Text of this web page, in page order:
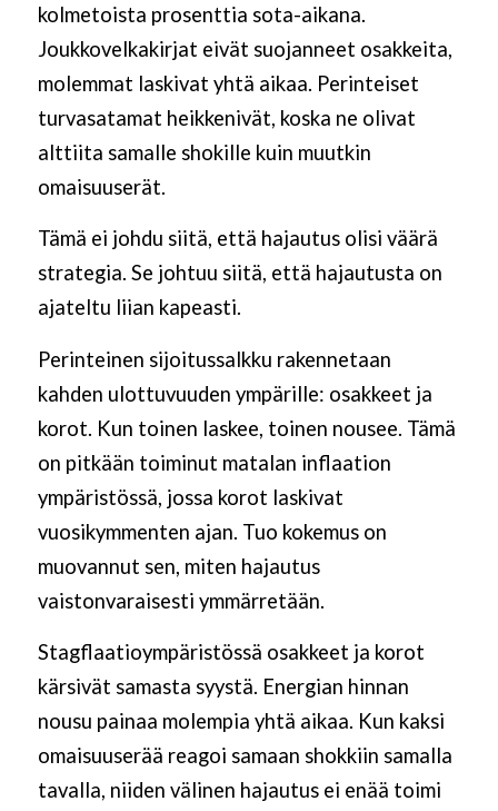
kolmetoista prosenttia sota-aikana.
Joukkovelkakirjat eivät suojanneet osakkeita,
molemmat laskivat yhtä aikaa. Perinteiset
turvasatamat heikkenivät, koska ne olivat
alttiita samalle shokille kuin muutkin
omaisuuserät.
Tämä ei johdu siitä, että hajautus olisi väärä
strategia. Se johtuu siitä, että hajautusta on
ajateltu liian kapeasti.
Perinteinen sijoitussalkku rakennetaan
kahden ulottuvuuden ympärille: osakkeet ja
korot. Kun toinen laskee, toinen nousee. Tämä
on pitkään toiminut matalan inflaation
ympäristössä, jossa korot laskivat
vuosikymmenten ajan. Tuo kokemus on
muovannut sen, miten hajautus
vaistonvaraisesti ymmärretään.
Stagflaatioympäristössä osakkeet ja korot
kärsivät samasta syystä. Energian hinnan
nousu painaa molempia yhtä aikaa. Kun kaksi
omaisuuserää reagoi samaan shokkiin samalla
tavalla, niiden välinen hajautus ei enää toimi